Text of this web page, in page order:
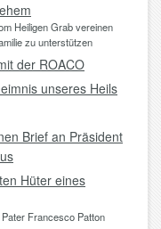
Heiligen Grab vereinen
zu unterstützen
der ROACO
unseres Heils
Brief an Präsident
Hüter eines
Francesco Patton